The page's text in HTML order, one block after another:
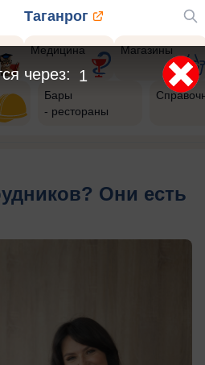
Таганрог
Медицина Магазины
Бары
- рестораны
Они есть